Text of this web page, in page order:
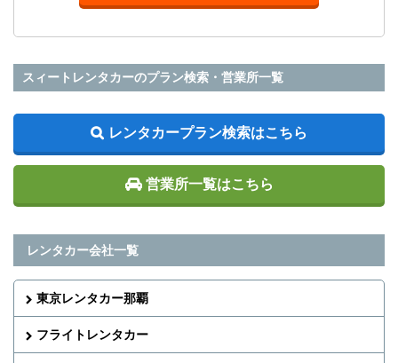
スィートレンタカーのプラン検索・営業所一覧
レンタカープラン検索はこちら
営業所一覧はこちら
レンタカー会社一覧
東京レンタカー那覇
フライトレンタカー